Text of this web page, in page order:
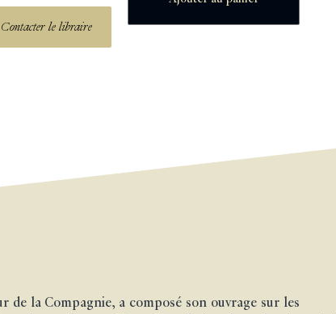
Contacter le libraire
la Compagnie, a composé son ouvrage sur les